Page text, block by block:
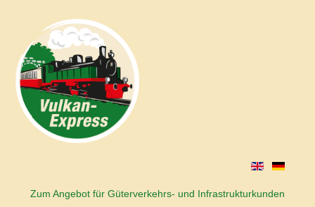
Zum Angebot für Güterverkehrs- und Infrastrukturkunden